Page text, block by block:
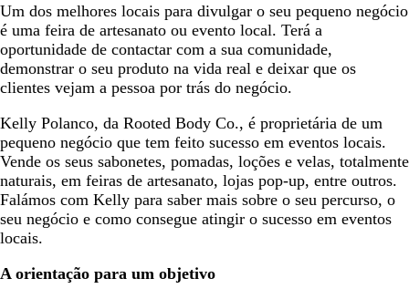
Um dos melhores locais para divulgar o seu pequeno negócio
é uma feira de artesanato ou evento local. Terá a
oportunidade de contactar com a sua comunidade,
demonstrar o seu produto na vida real e deixar que os
clientes vejam a pessoa por trás do negócio.
Kelly Polanco, da Rooted Body Co., é proprietária de um
pequeno negócio que tem feito sucesso em eventos locais.
Vende os seus sabonetes, pomadas, loções e velas, totalmente
naturais, em feiras de artesanato, lojas pop-up, entre outros.
Falámos com Kelly para saber mais sobre o seu percurso, o
seu negócio e como consegue atingir o sucesso em eventos
locais.
A orientação para um objetivo